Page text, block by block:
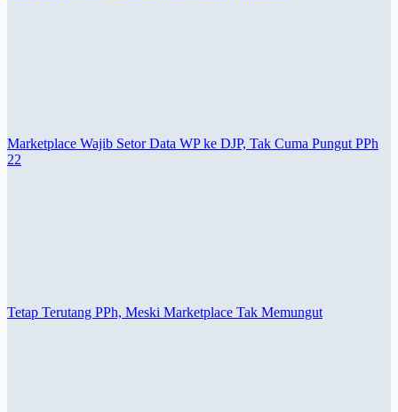
Marketplace Wajib Setor Data WP ke DJP, Tak Cuma Pungut PPh
22
Tetap Terutang PPh, Meski Marketplace Tak Memungut